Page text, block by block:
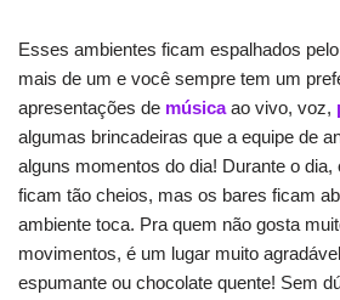
Esses ambientes ficam espalhados
mais de um e você sempre tem um
apresentações de músicaao vivo, voz,
algumas brincadeiras que a equipe de
alguns momentos do dia! Durante o
ficam tão cheios, mas os bares ficam
ambiente toca. Pra quem não gosta
movimentos, é um lugar muito
espumante ou chocolate quente! Sem